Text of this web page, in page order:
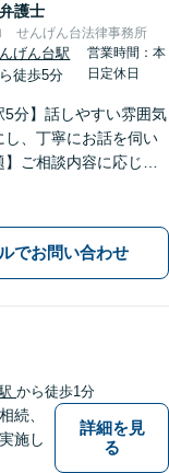
弁護士
せんげん台法律事務所
げん台駅
徒歩5分
営業時間：本
日定休日
5分】話しやすい雰囲気
し、丁寧にお話を伺い
ご相談内容に応じて
し、相談者さま目線に
ドバイスを【初回相談
でお問い合わせ
から徒歩1分
続、
施し
詳細を見
る